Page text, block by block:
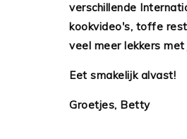
verschillende
kookvideo's, toffe
veel meer lekkers met
Eet smakelijk alvast!
Groetjes, Betty